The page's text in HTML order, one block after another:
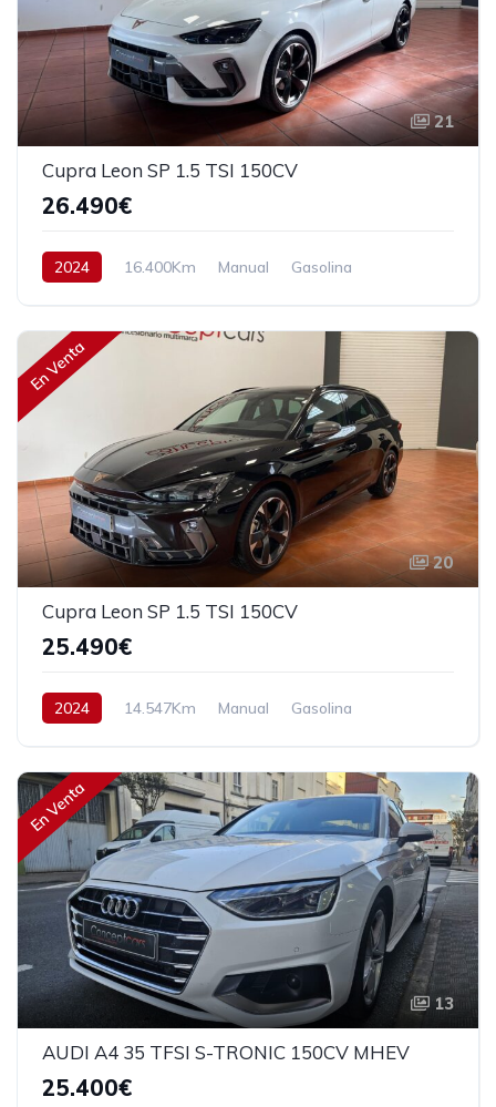
21
Cupra Leon SP 1.5 TSI 150CV
26.490€
2024 16.400Km Manual
Gasolina
En Venta
20
Cupra Leon SP 1.5 TSI 150CV
25.490€
2024 14.547Km Manual
Gasolina
En Venta
13
AUDI A4 35 TFSI S-TRONIC 150CV MHEV
25.400€